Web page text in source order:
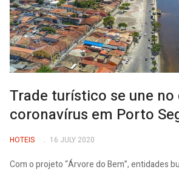
Trade turístico se une
coronavírus em Porto
HOTEIS 16 JULY 2020
Com o projeto “Árvore do Bem”, entidades